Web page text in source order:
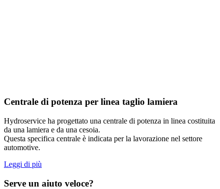
Centrale di potenza per linea taglio lamiera
Hydroservice ha progettato una centrale di potenza in linea costituita
da una lamiera e da una cesoia.
Questa specifica centrale è indicata per la lavorazione nel settore
automotive.
Leggi di più
Serve un aiuto veloce?